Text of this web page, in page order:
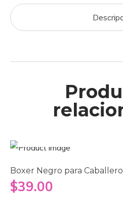
Boxer Negro para Caballero
$39.00